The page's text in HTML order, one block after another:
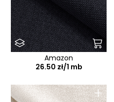
Amazon
26.50 zł/1 mb
+